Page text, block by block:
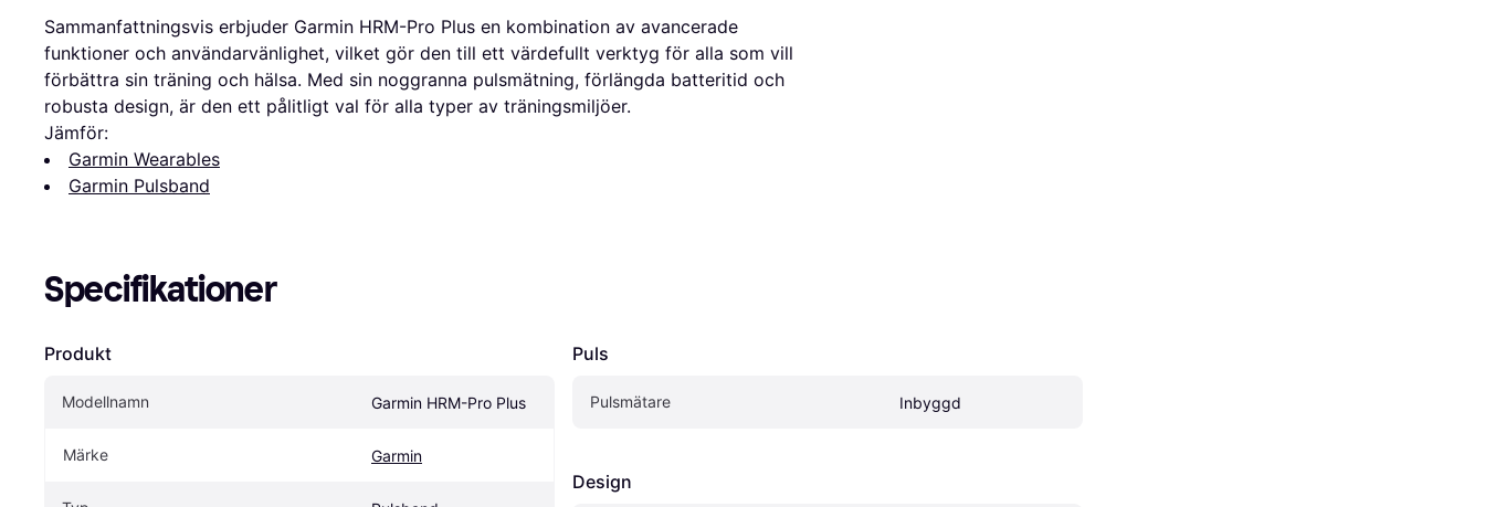
Sammanfattningsvis erbjuder Garmin HRM-Pro Plus en kombination av avancerade
funktioner och användarvänlighet, vilket gör den till ett värdefullt verktyg för alla som vill
förbättra sin träning och hälsa. Med sin noggranna pulsmätning, förlängda batteritid och
robusta design, är den ett pålitligt val för alla typer av träningsmiljöer.
Jämför:
Garmin Wearables
Garmin Pulsband
Specifikationer
Produkt
Modellnamn Garmin HRM-Pro Plus
Märke Garmin
Puls
Pulsmätare Inbyggd
Design